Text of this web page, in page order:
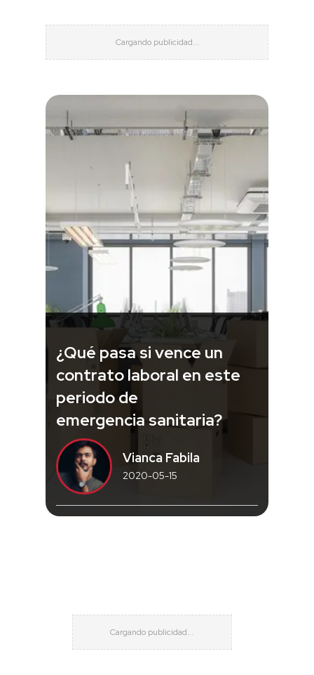
¿Qué pasa si vence un
contrato laboral en este
periodo de
emergencia sanitaria?
Vianca Fabila
2020-05-15